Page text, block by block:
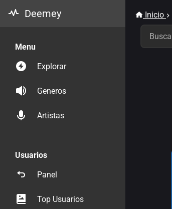
Deemey
Menu
Explorar
Generos
Artistas
Usuarios
Panel
Top Usuarios
Inicio